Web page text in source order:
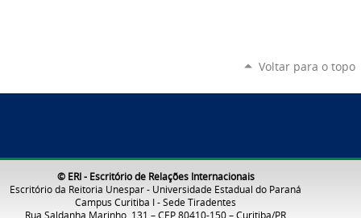
Voltar para o topo
© ERI - Escritório de Relações Internacionais
Escritório da Reitoria Unespar - Universidade Estadual do Paraná
Campus Curitiba I - Sede Tiradentes
Rua Saldanha Marinho, 131 – CEP 80410-150 – Curitiba/PR